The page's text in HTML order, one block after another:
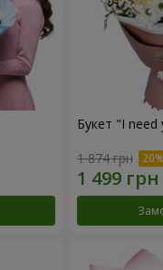
Букет "I need
1 874 грн